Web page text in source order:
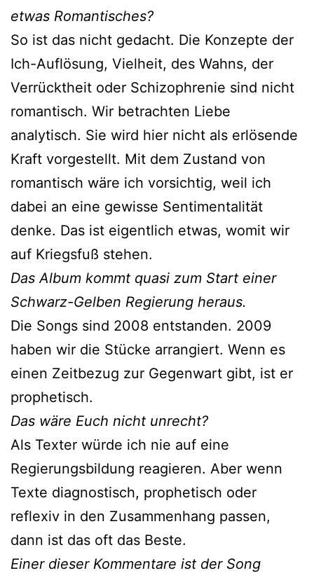
etwas Romantisches?
So ist das nicht gedacht. Die Konzepte der
Ich-Auflösung, Vielheit, des Wahns, der
Verrücktheit oder Schizophrenie sind nicht
romantisch. Wir betrachten Liebe
analytisch. Sie wird hier nicht als erlösende
Kraft vorgestellt. Mit dem Zustand von
romantisch wäre ich vorsichtig, weil ich
dabei an eine gewisse Sentimentalität
denke. Das ist eigentlich etwas, womit wir
auf Kriegsfuß stehen.
Das Album kommt quasi zum Start einer
Schwarz-Gelben Regierung heraus.
Die Songs sind 2008 entstanden. 2009
haben wir die Stücke arrangiert. Wenn es
einen Zeitbezug zur Gegenwart gibt, ist er
prophetisch.
Das wäre Euch nicht unrecht?
Als Texter würde ich nie auf eine
Regierungsbildung reagieren. Aber wenn
Texte diagnostisch, prophetisch oder
reflexiv in den Zusammenhang passen,
dann ist das oft das Beste.
Einer dieser Kommentare ist der Song